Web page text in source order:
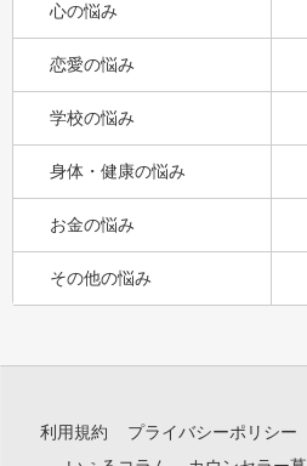
心の悩み
恋愛の悩み
学校の悩み
身体・健康の悩み
お金の悩み
その他の悩み
利用規約 プライバシーポリシー